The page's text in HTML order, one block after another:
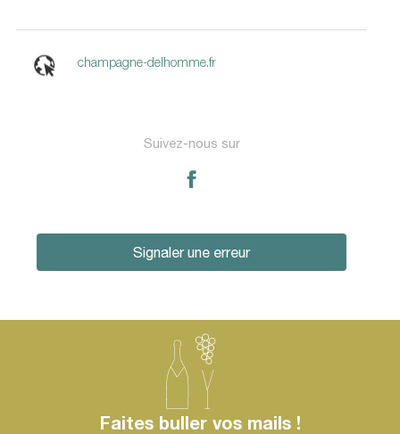
champagne-delhomme.fr
Suivez-nous sur
Signaler une erreur
Faites buller vos mails !